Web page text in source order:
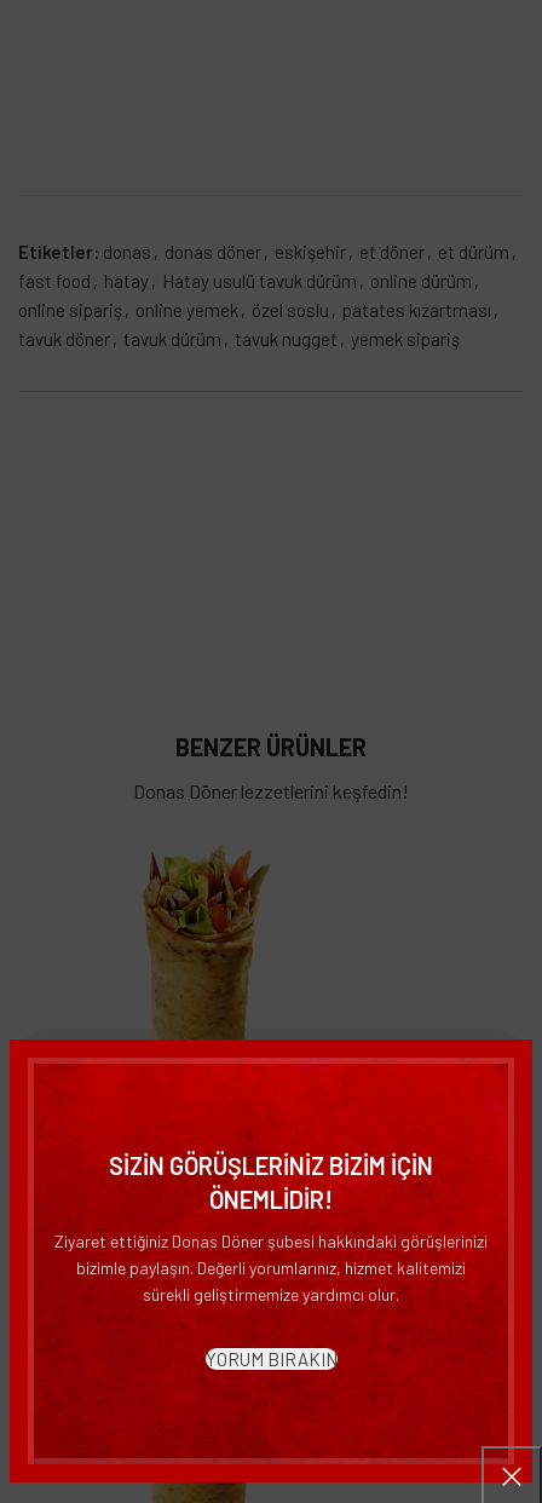
SİZİN GÖRÜŞLERİNİZ BİZİM İÇİN
ÖNEMLİDİR!
Ziyaret ettiğiniz Donas Döner şubesi hakkındaki görüşlerinizi
bizimle paylaşın. Değerli yorumlarınız, hizmet kalitemizi
sürekli geliştirmemize yardımcı olur.
YORUM BIRAKIN
Etiketler: donas , donas döner, eskişehir, et döner, et dürüm ,
fast food , hatay, Hatay usulü tavuk dürüm , online dürüm ,
online sipariş, online yemek , özel soslu , patates kızartması ,
tavuk döner, tavuk dürüm , tavuk nugget , yemek sipariş
BENZER ÜRÜNLER
Donas Döner lezzetlerini keşfedin!
Donas Bol Malzeme Et Döner Dürüm Menü 1 – 80gr
Menüler
Devamını Oku